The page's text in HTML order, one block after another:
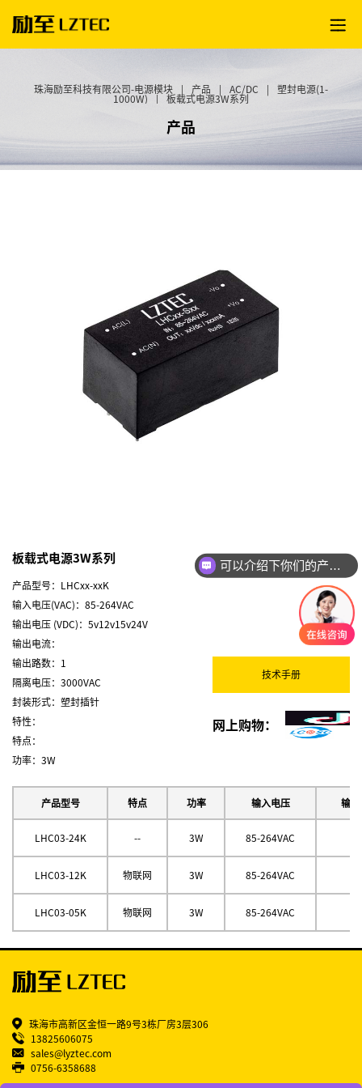
珠海励至科技有限公司-电源模块 产品 AC/DC
塑封电源(1-
1000W)
板载式电源3W系列
产品
板载式电源3W系列
产品型号：LHCxx-xxK
输入电压(VAC)：85-264VAC
输出电压 (VDC)：5v12v15v24V
输出电流：
输出路数：1
隔离电压：3000VAC
封装形式：塑封插针
特性：
特点：
功率：3W
技术手册
网上购物：
产品型号 特点 功率 输入电压 输出
LHC03-24K -- 3W 85-264VAC
LHC03-12K 物联网 3W 85-264VAC
LHC03-05K 物联网 3W 85-264VAC
珠海市高新区金恒一路9号3栋厂房3层306
13825606075
sales@lyztec.com
0756-6358688
可以介绍下你们的产品么